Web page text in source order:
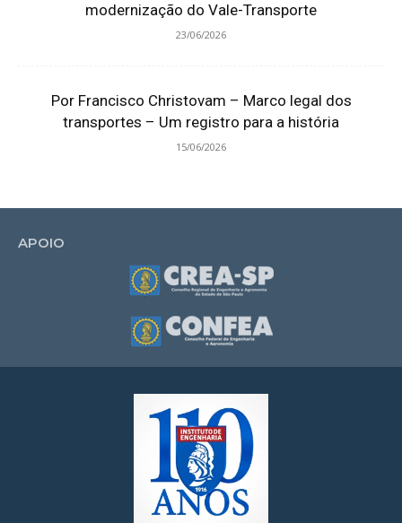
modernização do Vale-Transporte
23/06/2026
Por Francisco Christovam – Marco legal dos
transportes – Um registro para a história
15/06/2026
APOIO